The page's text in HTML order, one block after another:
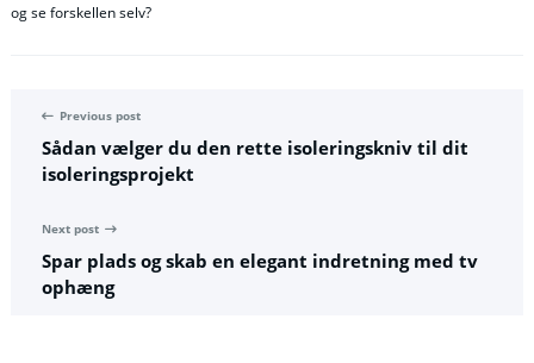
og se forskellen selv?
Previous post
Sådan vælger du den rette isoleringskniv til dit
isoleringsprojekt
Next post
Spar plads og skab en elegant indretning med tv
ophæng